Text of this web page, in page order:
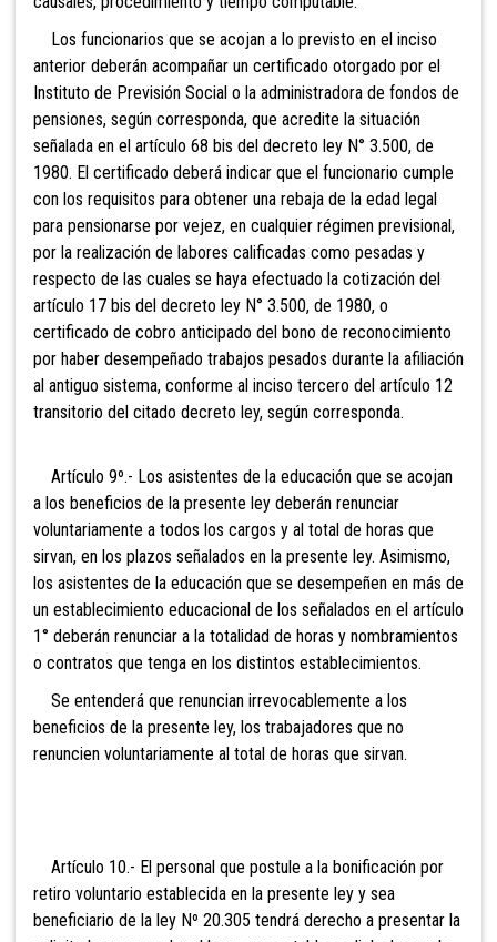
Los funcionarios que se acojan a lo previsto en el inciso
anterior deberán acompañar un certificado otorgado por el
Instituto de Previsión Social o la administradora de fondos de
pensiones, según corresponda, que acredite la situación
señalada en el artículo 68 bis del decreto ley N° 3.500, de
1980. El certificado deberá indicar que el funcionario cumple
con los requisitos para obtener una rebaja de la edad legal
para pensionarse por vejez, en cualquier régimen previsional,
por la realización de labores calificadas como pesadas y
respecto de las cuales se haya efectuado la cotización del
artículo 17 bis del decreto ley N° 3.500, de 1980, o
certificado de cobro anticipado del bono de reconocimiento
por haber desempeñado trabajos pesados durante la afiliación
al antiguo sistema, conforme al inciso tercero del artículo 12
transitorio del citado decreto ley, según corresponda.
Artículo 9º.- Los asistentes de la educación que se acojan
a los beneficios de la presente ley deberán renunciar
voluntariamente a todos los cargos y al total de horas que
sirvan, en los plazos señalados en la presente ley. Asimismo,
los asistentes de la educación que se desempeñen en más de
un establecimiento educacional de los señalados en el artículo
1° deberán renunciar a la totalidad de horas y nombramientos
o contratos que tenga en los distintos establecimientos.
Se entenderá que renuncian irrevocablemente a los
beneficios de la presente ley, los trabajadores que no
renuncien voluntariamente al total de horas que sirvan.
Artículo 10.- El personal que postule a la bonificación por
retiro voluntario establecida en la presente ley y sea
beneficiario de la ley Nº 20.305 tendrá derecho a presentar la